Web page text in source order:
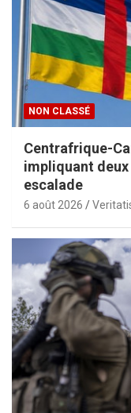
NON CLASSÉ
Centrafrique-
impliquant
escalade
6 août 2026